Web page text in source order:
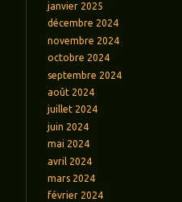
janvier 2025
décembre 2024
novembre 2024
octobre 2024
septembre 2024
août 2024
juillet 2024
juin 2024
mai 2024
avril 2024
mars 2024
février 2024